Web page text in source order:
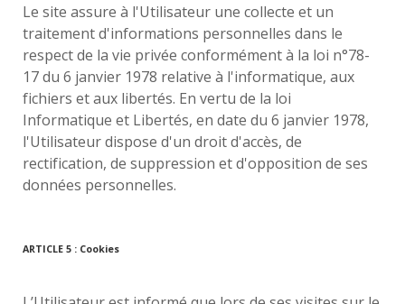
Le site assure à l'Utilisateur une collecte et un
traitement d'informations personnelles dans le
respect de la vie privée conformément à la loi n°78-
17 du 6 janvier 1978 relative à l'informatique, aux
fichiers et aux libertés. En vertu de la loi
Informatique et Libertés, en date du 6 janvier 1978,
l'Utilisateur dispose d'un droit d'accès, de
rectification, de suppression et d'opposition de ses
données personnelles.
ARTICLE 5 : Cookies